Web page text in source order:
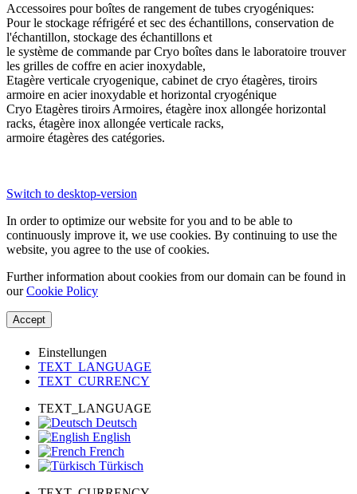
Accessoires pour boîtes de rangement de tubes cryogéniques:
Pour le stockage réfrigéré et sec des échantillons, conservation de
l'échantillon, stockage des échantillons et
le système de commande par Cryo boîtes dans le laboratoire trouver
les grilles de coffre en acier inoxydable,
Etagère verticale cryogenique, cabinet de cryo étagères, tiroirs
armoire en acier inoxydable et horizontal cryogénique
Cryo Etagères tiroirs Armoires, étagère inox allongée horizontal
racks, étagère inox allongée verticale racks,
armoire étagères des catégories.
Switch to desktop-version
In order to optimize our website for you and to be able to
continuously improve it, we use cookies. By continuing to use the
website, you agree to the use of cookies.
Further information about cookies from our domain can be found in
ourCookie Policy
Accept
Einstellungen
TEXT_LANGUAGE
TEXT_CURRENCY
TEXT_LANGUAGE
Deutsch
English
French
Türkisch